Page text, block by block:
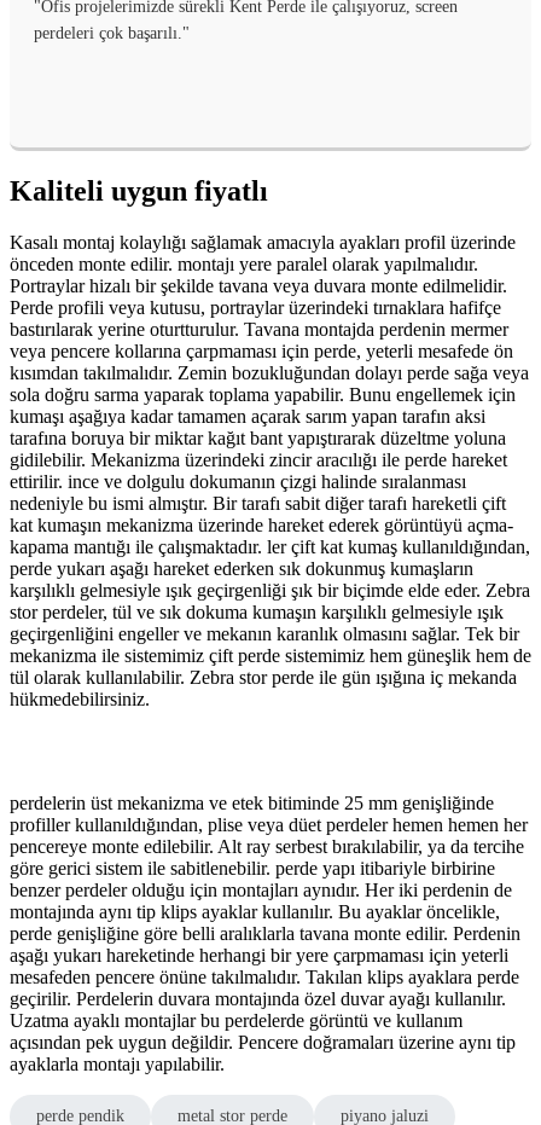
"Ofis projelerimizde sürekli Kent Perde ile çalışıyoruz, screen
perdeleri çok başarılı."
Kaliteli uygun fiyatlı
Kasalı montaj kolaylığı sağlamak amacıyla ayakları profil üzerinde
önceden monte edilir. montajı yere paralel olarak yapılmalıdır.
Portraylar hizalı bir şekilde tavana veya duvara monte edilmelidir.
Perde profili veya kutusu, portraylar üzerindeki tırnaklara hafifçe
bastırılarak yerine oturtturulur. Tavana montajda perdenin mermer
veya pencere kollarına çarpmaması için perde, yeterli mesafede ön
kısımdan takılmalıdır. Zemin bozukluğundan dolayı perde sağa veya
sola doğru sarma yaparak toplama yapabilir. Bunu engellemek için
kumaşı aşağıya kadar tamamen açarak sarım yapan tarafın aksi
tarafına boruya bir miktar kağıt bant yapıştırarak düzeltme yoluna
gidilebilir. Mekanizma üzerindeki zincir aracılığı ile perde hareket
ettirilir. ince ve dolgulu dokumanın çizgi halinde sıralanması
nedeniyle bu ismi almıştır. Bir tarafı sabit diğer tarafı hareketli çift
kat kumaşın mekanizma üzerinde hareket ederek görüntüyü açma-
kapama mantığı ile çalışmaktadır. ler çift kat kumaş kullanıldığından,
perde yukarı aşağı hareket ederken sık dokunmuş kumaşların
karşılıklı gelmesiyle ışık geçirgenliği şık bir biçimde elde eder. Zebra
stor perdeler, tül ve sık dokuma kumaşın karşılıklı gelmesiyle ışık
geçirgenliğini engeller ve mekanın karanlık olmasını sağlar. Tek bir
mekanizma ile sistemimiz çift perde sistemimiz hem güneşlik hem de
tül olarak kullanılabilir. Zebra stor perde ile gün ışığına iç mekanda
hükmedebilirsiniz.
perdelerin üst mekanizma ve etek bitiminde 25 mm genişliğinde
profiller kullanıldığından, plise veya düet perdeler hemen hemen her
pencereye monte edilebilir. Alt ray serbest bırakılabilir, ya da tercihe
göre gerici sistem ile sabitlenebilir. perde yapı itibariyle birbirine
benzer perdeler olduğu için montajları aynıdır. Her iki perdenin de
montajında aynı tip klips ayaklar kullanılır. Bu ayaklar öncelikle,
perde genişliğine göre belli aralıklarla tavana monte edilir. Perdenin
aşağı yukarı hareketinde herhangi bir yere çarpmaması için yeterli
mesafeden pencere önüne takılmalıdır. Takılan klips ayaklara perde
geçirilir. Perdelerin duvara montajında özel duvar ayağı kullanılır.
Uzatma ayaklı montajlar bu perdelerde görüntü ve kullanım
açısından pek uygun değildir. Pencere doğramaları üzerine aynı tip
ayaklarla montajı yapılabilir.
perde pendik metal stor perde piyano jaluzi